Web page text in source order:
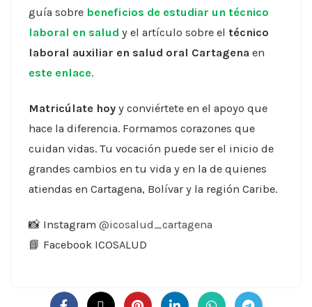
guía sobre beneficios de estudiar un técnico
laboral en salud y el artículo sobre el técnico
laboral auxiliar en salud oral Cartagena en
este enlace.
Matricúlate hoy y conviértete en el apoyo que
hace la diferencia. Formamos corazones que
cuidan vidas. Tu vocación puede ser el inicio de
grandes cambios en tu vida y en la de quienes
atiendas en Cartagena, Bolívar y la región Caribe.
📸 Instagram @icosalud_cartagena
📘 Facebook ICOSALUD